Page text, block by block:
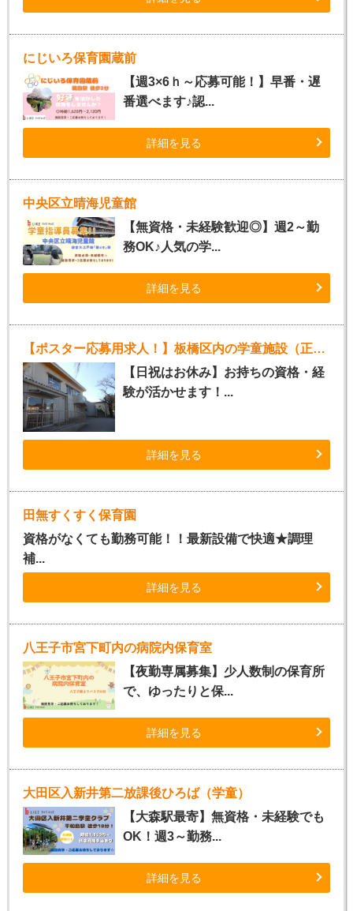
にじいろ保育園蔵前
【週3×6ｈ～応募可能！】早番・遅
番選べます♪認...
詳細を見る
中央区立晴海児童館
【無資格・未経験歓迎◎】週2～勤
務OK♪人気の学...
詳細を見る
【ポスター応募用求人！】板橋区内の学童施設（正社員指導員）
【日祝はお休み】お持ちの資格・経
験が活かせます！...
詳細を見る
田無すくすく保育園
資格がなくても勤務可能！！最新設備で快適★調理
補...
詳細を見る
八王子市宮下町内の病院内保育室
【夜勤専属募集】少人数制の保育所
で、ゆったりと保...
詳細を見る
大田区入新井第二放課後ひろば（学童）
【大森駅最寄】無資格・未経験でも
OK！週3～勤務...
詳細を見る